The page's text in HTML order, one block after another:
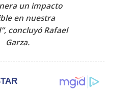
un impacto
en nuestra
concluyóRafael
Garza.